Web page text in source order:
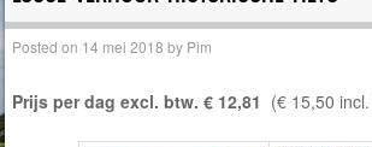
Posted on 14 mei 2018 by Pim
Prijs per dag excl. btw. € 12,81 (€ 15,50